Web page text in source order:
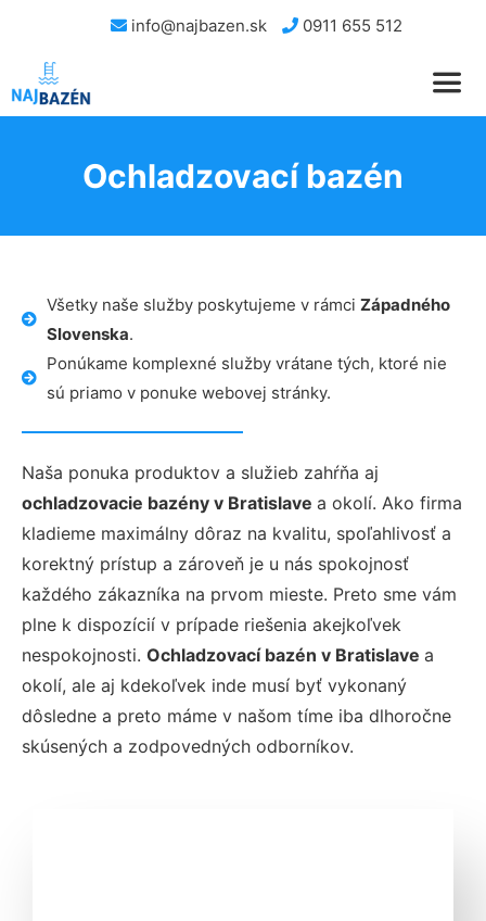
info@najbazen.sk 0911 655 512
Ochladzovací bazén
Všetky naše služby poskytujeme v rámci Západného
Slovenska.
Ponúkame komplexné služby vrátane tých, ktoré nie
sú priamo v ponuke webovej stránky.
Naša ponuka produktov a služieb zahŕňa aj
ochladzovacie bazény v Bratislave a okolí. Ako firma
kladieme maximálny dôraz na kvalitu, spoľahlivosť a
korektný prístup a zároveň je u nás spokojnosť
každého zákazníka na prvom mieste. Preto sme vám
plne k dispozícií v prípade riešenia akejkoľvek
nespokojnosti. Ochladzovací bazén v Bratislave a
okolí, ale aj kdekoľvek inde musí byť vykonaný
dôsledne a preto máme v našom tíme iba dlhoročne
skúsených a zodpovedných odborníkov.